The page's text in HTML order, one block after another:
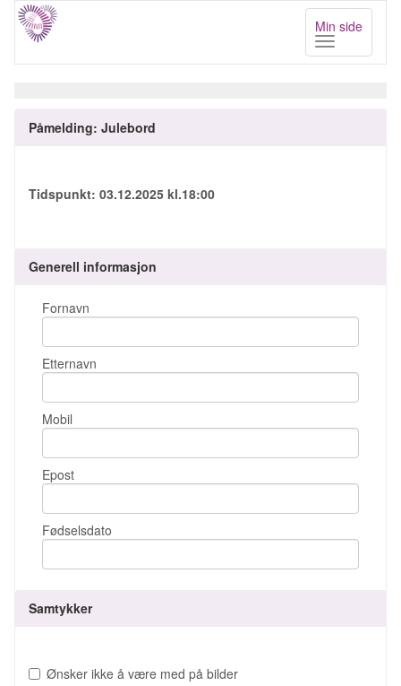
Toggle
Min side
Påmelding: Julebord
Tidspunkt: 03.12.2025 kl.18:00
Generell informasjon
Fornavn
Etternavn
Mobil
Epost
Fødselsdato
Samtykker
Ønsker ikke å være med på bilder